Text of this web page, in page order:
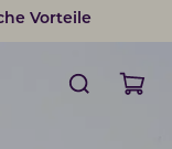
Vorteile